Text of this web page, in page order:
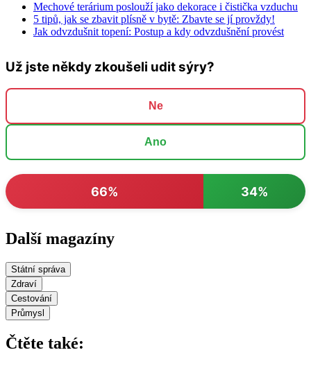
Mechové terárium poslouží jako dekorace i čistička vzduchu
5 tipů, jak se zbavit plísně v bytě: Zbavte se jí provždy!
Jak odvzdušnit topení: Postup a kdy odvzdušnění provést
Už jste někdy zkoušeli udit sýry?
Ne
Ano
66% 34%
Další magazíny
Státní správa
Zdraví
Cestování
Průmysl
Čtěte také: